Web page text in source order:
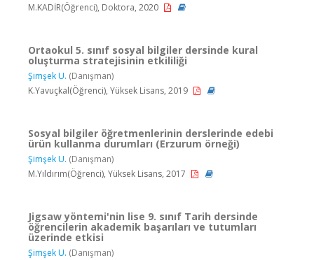
M.KADİR(Öğrenci), Doktora, 2020
Ortaokul 5. sınıf sosyal bilgiler dersinde kural
oluşturma stratejisinin etkililiği
Şimşek U. (Danışman)
K.Yavuçkal(Öğrenci), Yüksek Lisans, 2019
Sosyal bilgiler öğretmenlerinin derslerinde edebi
ürün kullanma durumları (Erzurum örneği)
Şimşek U. (Danışman)
M.Yıldırım(Öğrenci), Yüksek Lisans, 2017
Jigsaw yöntemi'nin lise 9. sınıf Tarih dersinde
öğrencilerin akademik başarıları ve tutumları
üzerinde etkisi
Şimşek U. (Danışman)